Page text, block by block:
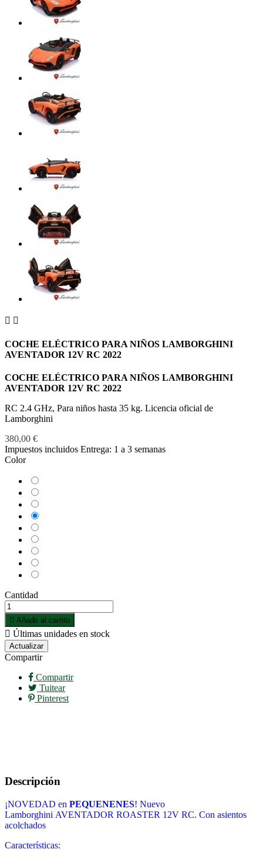
 
COCHE ELÉCTRICO PARA NIÑOS LAMBORGHINI
AVENTADOR 12V RC 2022
COCHE ELÉCTRICO PARA NIÑOS LAMBORGHINI
AVENTADOR 12V RC 2022
RC 2.4 GHz, Para niños hasta 35 kg. Licencia oficial de
Lamborghini
380,00 €
Impuestos incluidos Entrega: 1 a 3 semanas
Color
Cantidad
 Añadir al carrito
 Últimas unidades en stock
Compartir
Compartir
Tuitear
Pinterest
Descripción
¡NOVEDAD en PEQUENENES! Nuevo
Lamborghini AVENTADOR ROASTER 12V RC. Con asientos
acolchados
Características: